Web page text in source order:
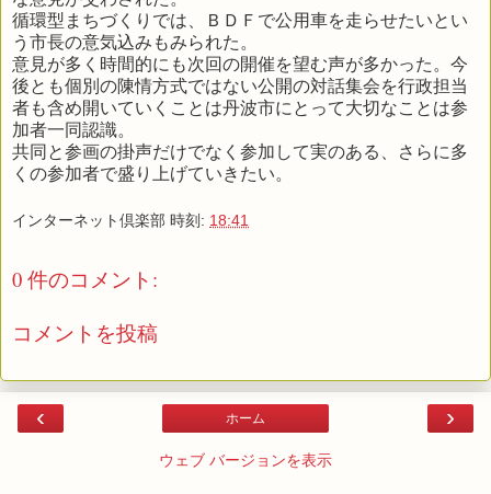
循環型まちづくりでは、ＢＤＦで公用車を走らせたいとい
う市長の意気込みもみられた。
意見が多く時間的にも次回の開催を望む声が多かった。今
後とも個別の陳情方式ではない公開の対話集会を行政担当
者も含め開いていくことは丹波市にとって大切なことは参
加者一同認識。
共同と参画の掛声だけでなく参加して実のある、さらに多
くの参加者で盛り上げていきたい。
インターネット倶楽部 時刻: 18:41
0 件のコメント:
コメントを投稿
‹ ›
ホーム
ウェブ バージョンを表示